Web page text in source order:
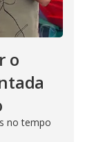
o
no tempo